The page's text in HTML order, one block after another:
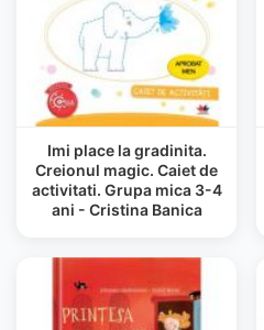
Imi place la gradinita.
Creionul magic. Caiet de
activitati. Grupa mica 3-4
ani - Cristina Banica